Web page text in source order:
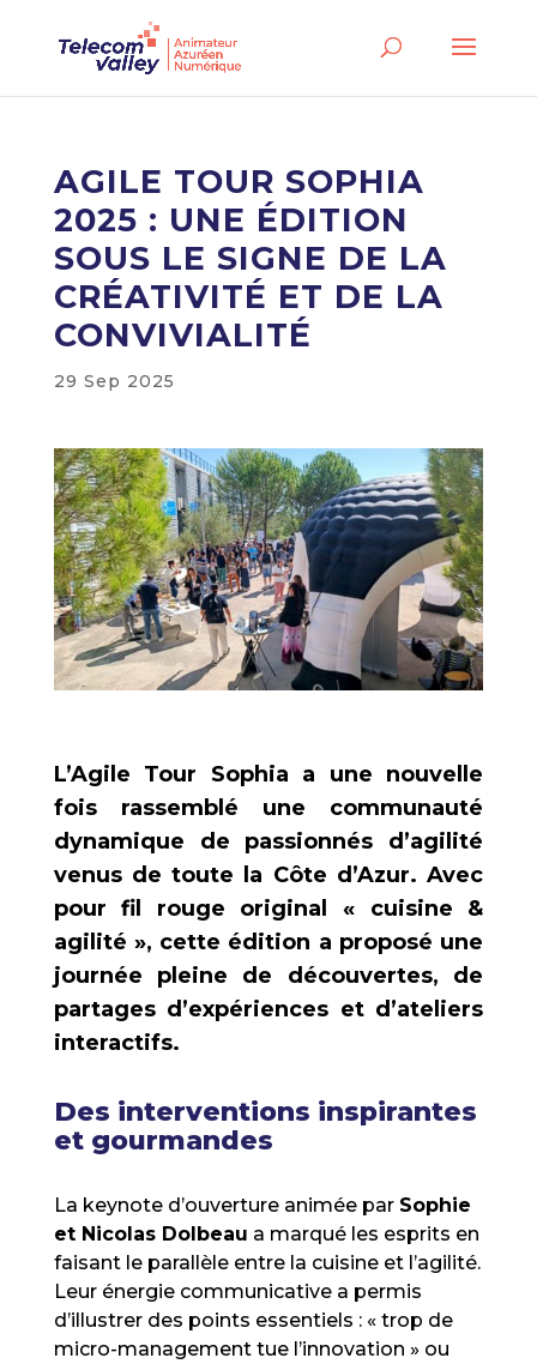
AGILE TOUR SOPHIA
2025 : UNE ÉDITION
SOUS LE SIGNE DE LA
CRÉATIVITÉ ET DE LA
CONVIVIALITÉ
29 Sep 2025
L’Agile Tour Sophia a une nouvelle
fois rassemblé une communauté
dynamique de passionnés d’agilité
venus de toute la Côte d’Azur. Avec
pour fil rouge original « cuisine &
agilité », cette édition a proposé une
journée pleine de découvertes, de
partages d’expériences et d’ateliers
interactifs.
Des interventions inspirantes
et gourmandes
La keynote d’ouverture animée par Sophie
et Nicolas Dolbeau a marqué les esprits en
faisant le parallèle entre la cuisine et l’agilité.
Leur énergie communicative a permis
d’illustrer des points essentiels : « trop de
micro-management tue l’innovation » ou